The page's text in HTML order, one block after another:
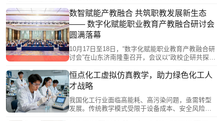
真场景模拟、交互式实操训练和个性化课程设置，
实现"以虚助实"的实训效果。其五大优势包括：安全
零风险、降本增效、突破时空限制、标准化与个性
化统一、数据驱动评估。未来将结合AI和元宇宙技
术持续升级，成为重构实践教学体系的重要载体。
数智赋能产教融合 共筑职教发展新生态
—— 数字化赋能职业教育产教融合研讨会
圆满落幕
10月17日至18日，“数字化赋能职业教育产教融合研
讨会”在山东济南隆重召开，会议以“政校企研共探产
工程院院士等全国各地职业院校领导、教育专家、
行业企业代表及一线教育工作者共计160余人，通过
政策解读、主旨报告、圆桌研讨、实地观摩等多元
形式，破解产教融合痛点难题，共绘数字化背景下
职业教育高质量发展新蓝图。
恒点化工虚拟仿真教学，助力绿色化工人
才战略
我国化工行业面临高能耗、高污染问题，亟需转型
发展。传统教学模式受限于设备成本、安全风险等